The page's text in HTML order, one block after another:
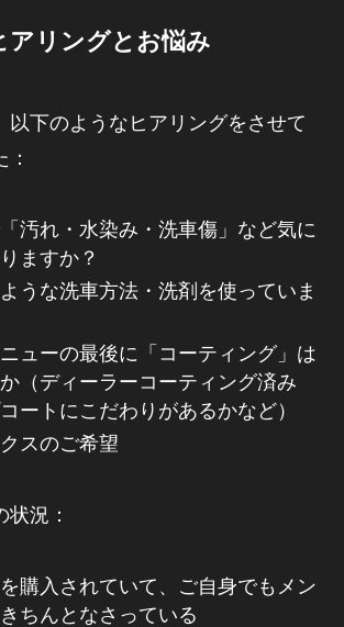
アリングとお悩み
以下のようなヒアリングをさせて
汚れ・水染み・洗車傷」など気に
ますか？
うな洗車方法・洗剤を使っていま
ューの最後に「コーティング」は
（ディーラーコーティング済み
ートにこだわりがあるかなど）
スのご希望
況：
購入されていて、ご自身でもメン
ちんとなさっている